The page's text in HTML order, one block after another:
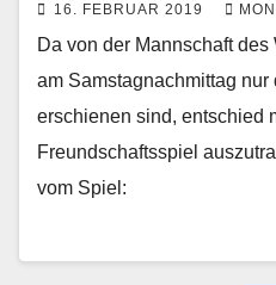
16. FEBRUAR 2019
Da von der Mannschaft des
am Samstagnachmittag nur
erschienen sind, entschied
Freundschaftsspiel
vom Spiel: